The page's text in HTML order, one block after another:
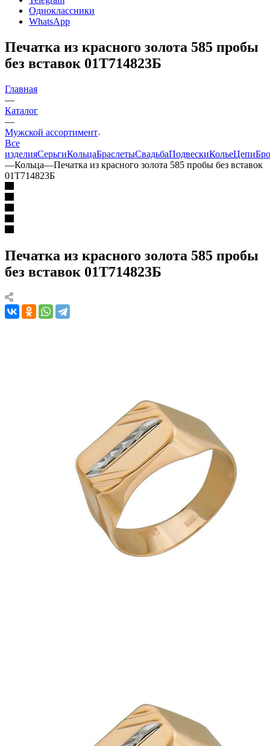
Одноклассники
WhatsApp
Печатка из красного золота 585 пробы
без вставок 01Т714823Б
Главная
—
Каталог
—
Мужской ассортимент
Все
изделияСерьгиКольцаБраслетыСвадьбаПодвескиКольеЦепи
—Кольца—Печатка из красного золота 585 пробы без вставок
01Т714823Б
Печатка из красного золота 585 пробы
без вставок 01Т714823Б